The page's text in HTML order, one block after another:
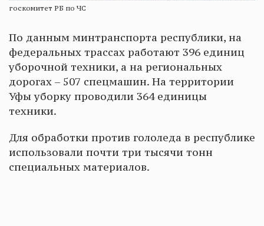
госкомитет РБ по ЧС
По данным минтранспорта республики, на
федеральных трассах работают 396 единиц
уборочной техники, а на региональных
дорогах – 507 спецмашин. На территории
Уфы уборку проводили 364 единицы
техники.
Для обработки против гололеда в республике
использовали почти три тысячи тонн
специальных материалов.